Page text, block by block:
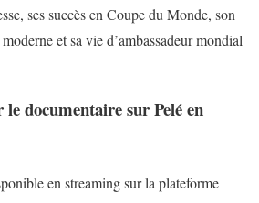
ses succès en Coupe du Monde, son
et sa vie d’ambassadeur mondial
documentaire sur Pelé en
en streaming sur la plateforme